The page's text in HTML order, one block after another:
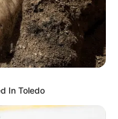
In Toledo